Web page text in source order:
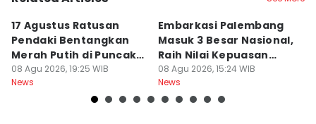
17 Agustus Ratusan
Pendaki Bentangkan
Merah Putih di Puncak
Dempo
08 Agu 2026, 19:25 WIB
News
Embarkasi Palembang
Masuk 3 Besar Nasional,
Raih Nilai Kepuasan
86,65
08 Agu 2026, 15:24 WIB
News